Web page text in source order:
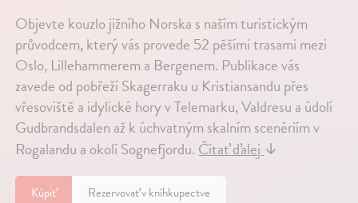
Objevte kouzlo jižního Norska s naším turistickým
průvodcem, který vás provede 52 pěšími trasami mezi
Oslo, Lillehammerem a Bergenem. Publikace vás
zavede od pobřeží Skagerraku u Kristiansandu přes
vřesoviště a idylické hory v Telemarku, Valdresu a údolí
Gudbrandsdalen až k úchvatným skalním scenériím v
Rogalandu a okolí Sognefjordu.Čítať ďalej↓
Kúpiť Rezervovať v kníhkupectve